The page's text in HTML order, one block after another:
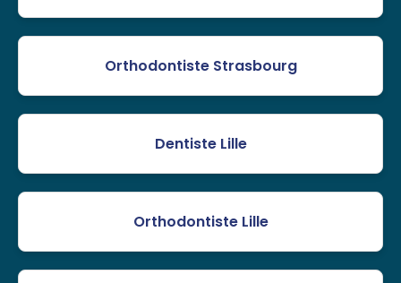
Orthodontiste Strasbourg
Dentiste Lille
Orthodontiste Lille